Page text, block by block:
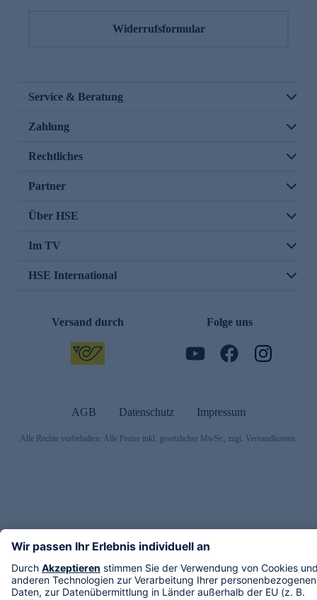
Widerrufsformular
Service & Beratung
Zahlung
Rechtliches
Partner
Über HSE
Im TV
HSE International
Versand durch Folge uns
AGB Datenschutz Impressum
Alle Rechte vorbehalten. Alle Preise inkl. gesetzlicher MwSt., zzgl. Versandkosten.